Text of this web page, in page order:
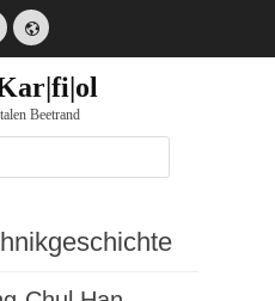
Website
Beetrand